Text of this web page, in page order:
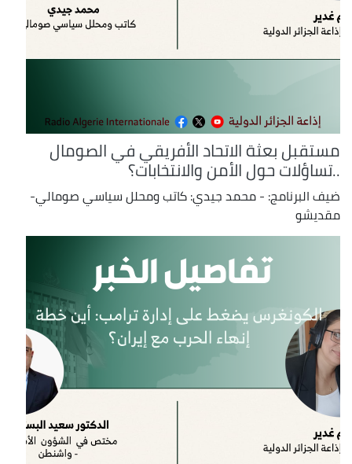
مستقبل بعثة الاتحاد الأفريقي في الصومال
..تساؤلات حول الأمن والانتخابات؟
ضيف البرنامج: - محمد جيدي: كاتب ومحلل سياسي صومالي-
مقديشو